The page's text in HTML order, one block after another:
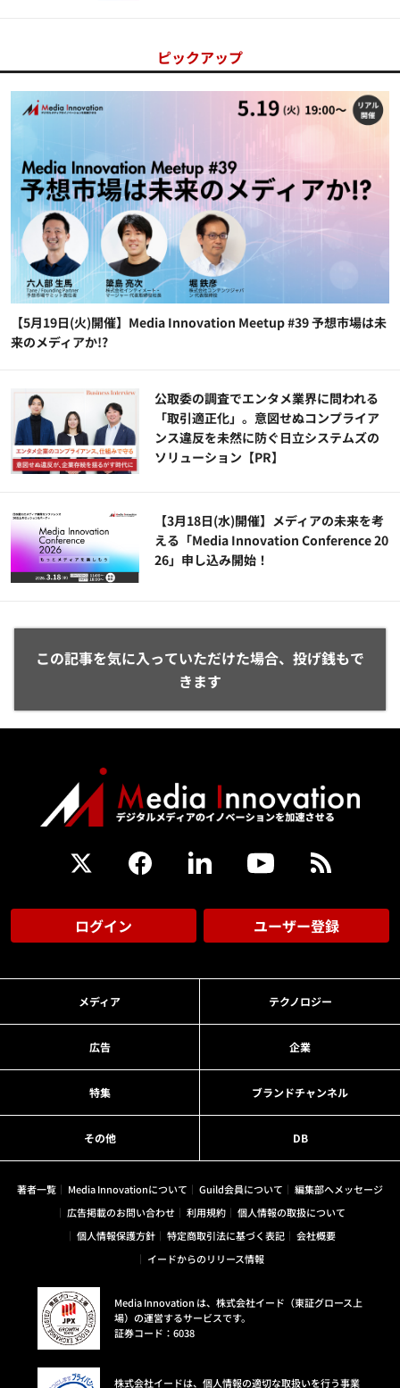
ピックアップ
【5月19日(火)開催】Media Innovation Meetup #39 予想市場は未
来のメディアか!?
公​​取委の調査でエンタメ業界に問われる
「取引適正化」。意図せぬコンプライア
ンス違反を未然に防ぐ日立システムズの
ソリューション​【PR】
【3月18日(水)開催】メディアの未来を考
える「Media Innovation Conference 20
26」申し込み開始！
この記事を気に入っていただけた場合、投げ銭もで
きます
ログイン ユーザー登録
メディア テクノロジー
広告 企業
特集 ブランドチャンネル
その他 DB
著者一覧 Media Innovationについて Guild会員について
編集部へメッセージ
広告掲載のお問い合わせ
利用規約
個人情報の取扱について
個人情報保護方針
特定商取引法に基づく表記
会社概要
イードからのリリース情報
Media Innovation は、株式会社イード（東証グロース上
場）の運営するサービスです。
証券コード：6038
株式会社イードは、個人情報の適切な取扱いを行う事業